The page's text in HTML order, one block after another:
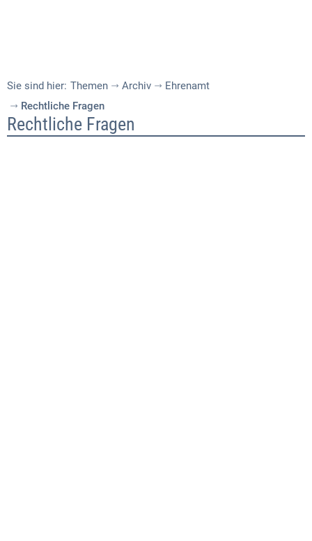
Sie sind hier: Themen Archiv
Ehrenamt
Rechtliche Fragen
Rechtliche
Rechtliche Fragen